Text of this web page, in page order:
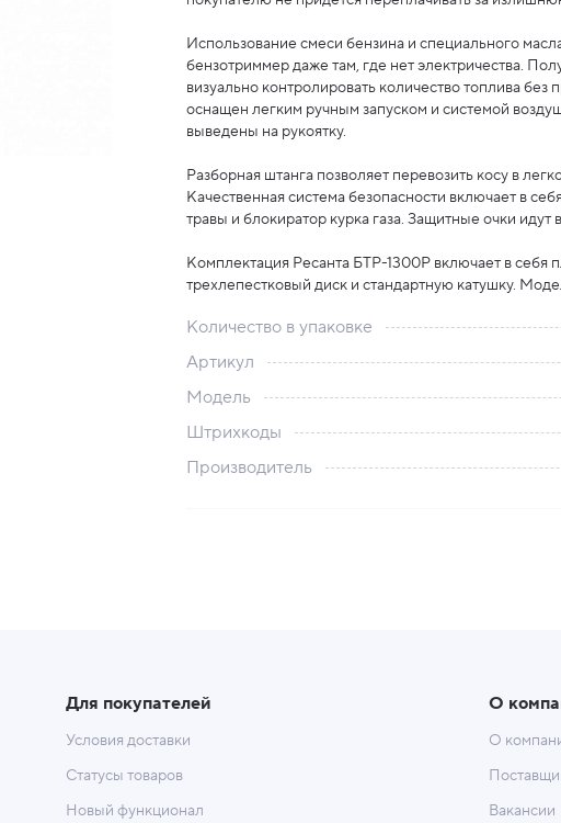
Использование смеси бензина и специального
бензотриммер даже там, где нет электричества.
визуально контролировать количество топлива
оснащен легким ручным запуском и системой
выведены на рукоятку.
Разборная штанга позволяет перевозить косу в
Качественная система безопасности включает в
травы и блокиратор курка газа. Защитные очки идут
Комплектация Ресанта БТР-1300Р включает в себя
трехлепестковый диск и стандартную катушку.
Количество в упаковке
Артикул
Модель
Штрихкоды
Производитель
Для покупателей
Условия доставки
Статусы товаров
Новый функционал
О
О
Вакансии